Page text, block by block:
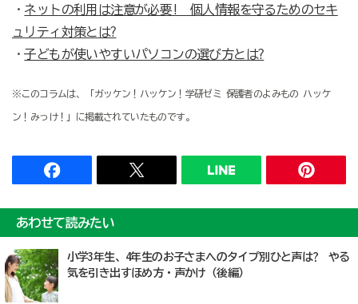
・ ネットの利用は注意が必要! 個人情報を守るためのセキ
ュリティ対策とは?
・子どもが使いやすいパソコンの選び方とは?
※このコラムは、「ガッケン！ハッケン！学研ゼミ 保護者のよみもの ハッケ
ン！みっけ！」に掲載されていたものです。
あわせて読みたい
小学3年生、4年生のお子さまへのタイプ別ひと声は? やる
気を引き出すほめ方・声かけ（後編）